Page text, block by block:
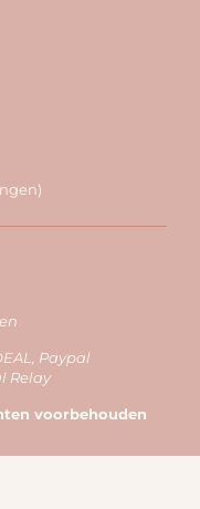
Paypal
Relay
voorbehouden